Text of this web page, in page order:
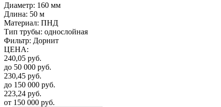
Диаметр: 160 мм
Длина: 50 м
Материал: ПНД
Тип трубы: однослойная
Фильтр: Дорнит
ЦЕНА:
240,05 руб.
до 50 000 руб.
230,45 руб.
до 150 000 руб.
223,24 руб.
от 150 000 руб.